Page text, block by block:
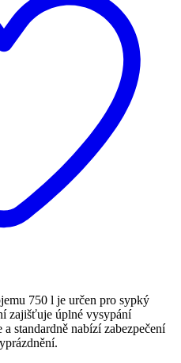
750 l je určen pro sypký
zajišťuje úplné vysypání
standardně nabízí zabezpečení